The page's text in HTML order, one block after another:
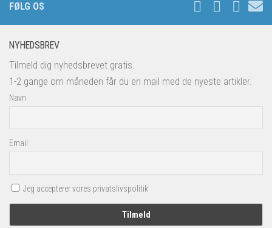
FØLG OS
NYHEDSBREV
Tilmeld dig nyhedsbrevet gratis.
1-2 gange om måneden får du en mail med de nyeste artikler.
Navn
Email
Jeg accepterer vores privatslivspolitik